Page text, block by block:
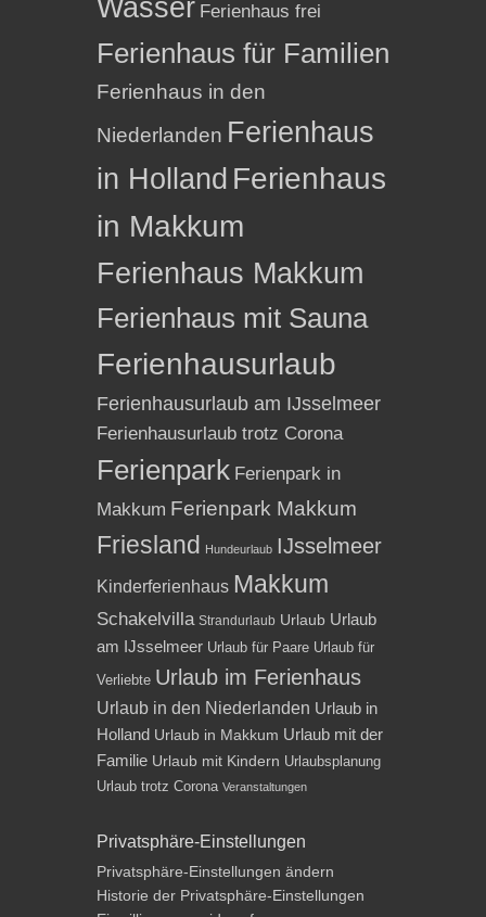
Wasser Ferienhaus frei
Ferienhaus für Familien
Ferienhaus in den
Niederlanden Ferienhaus
in Holland Ferienhaus
in Makkum
Ferienhaus Makkum
Ferienhaus mit Sauna
Ferienhausurlaub
Ferienhausurlaub am IJsselmeer
Ferienhausurlaub trotz Corona
Ferienpark Ferienpark in
Makkum Ferienpark Makkum
Friesland Hundeurlaub IJsselmeer
Kinderferienhaus Makkum
Schakelvilla Strandurlaub Urlaub Urlaub
am IJsselmeer Urlaub für Paare Urlaub für
Verliebte Urlaub im Ferienhaus
Urlaub in den Niederlanden Urlaub in
Holland Urlaub in Makkum Urlaub mit der
Familie Urlaub mit Kindern Urlaubsplanung
Urlaub trotz Corona Veranstaltungen
Privatsphäre-Einstellungen
Privatsphäre-Einstellungen ändern
Historie der Privatsphäre-Einstellungen